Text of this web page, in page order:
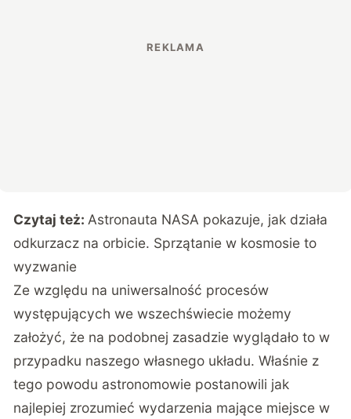
Czytaj też: Astronauta NASA pokazuje, jak działa
odkurzacz na orbicie. Sprzątanie w kosmosie to
wyzwanie
Ze względu na uniwersalność procesów
występujących we wszechświecie możemy
założyć, że na podobnej zasadzie wyglądało to w
przypadku naszego własnego układu. Właśnie z
tego powodu astronomowie postanowili jak
najlepiej zrozumieć wydarzenia mające miejsce w